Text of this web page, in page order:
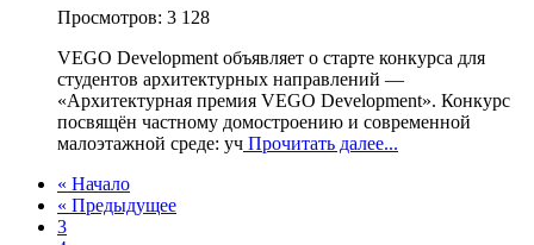
Просмотров: 3 128
VEGO Development объявляет о старте конкурса для
студентов архитектурных направлений —
«Архитектурная премия VEGO Development». Конкурс
посвящён частному домостроению и современной
малоэтажной среде: уч Прочитать далее...
« Начало
« Предыдущее
3